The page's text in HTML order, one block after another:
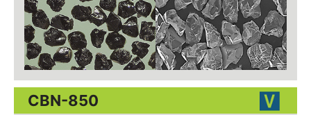
CBN-850